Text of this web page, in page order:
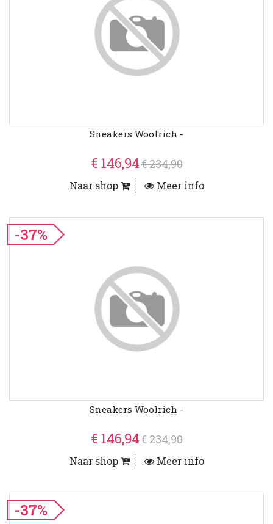
Sneakers Woolrich -
€ 146,94€ 234,90
Naar shop Meer info
-37%
Sneakers Woolrich -
€ 146,94€ 234,90
Naar shop Meer info
-37%